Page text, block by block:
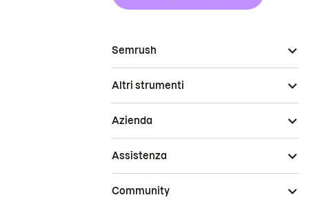
Semrush
Altri strumenti
Azienda
Assistenza
Community